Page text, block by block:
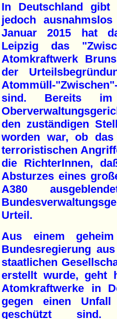
In Deutschland gibt
jedoch
Januar 2015 hat
Leipzig das
Atomkraftwerk
der
Atommüll-
sind. Bereits
den zuständigen
worden war, ob
terroristischen
die RichterInnen,
Absturzes eines
A380
Urteil.
Aus einem
Bundesregierung
staatlichen
erstellt wurde, geht
Atomkraftwerke in
gegen einen
geschützt